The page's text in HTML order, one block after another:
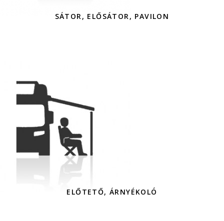
SÁTOR, ELŐSÁTOR, PAVILON
ELŐTETŐ, ÁRNYÉKOLÓ